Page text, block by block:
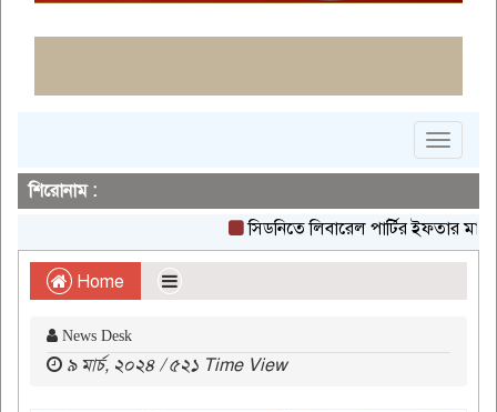
Toggle
শিরোনাম :
সিডনিতে লিবারেল পার্টির ইফতার
Home
News Desk
৯ মার্চ, ২০২৪ / ৫২১ Time View